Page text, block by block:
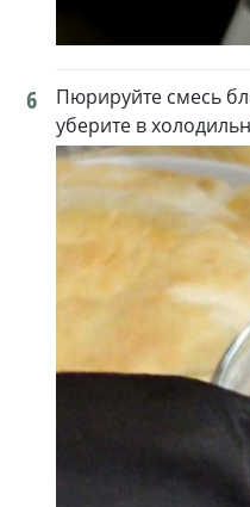
6
Пюрируйте смесь
уберите в